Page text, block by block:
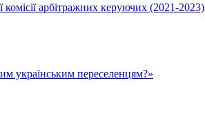
арбітражних керуючих (2021-2023)
українським переселенцям?»